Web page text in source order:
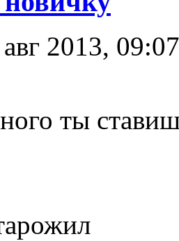
2013, 09:07
ты